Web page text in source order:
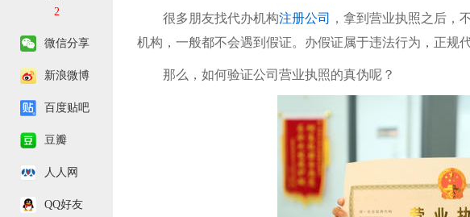
2
微信分享
新浪微博
百度贴吧
豆瓣
人人网
QQ好友
很多朋友找代办机构注册公司
，拿到营业执照之后，
机构，一般都不会遇到假证。办假证属于违法行为，正规
那么，如何验证公司营业执照的真伪呢？